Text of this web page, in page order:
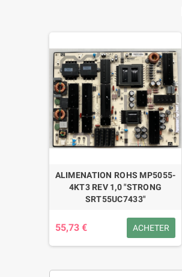
ALIMENATION ROHS MP5055-
4KT3 REV 1,0 "STRONG
SRT55UC7433"
55,73 € ACHETER